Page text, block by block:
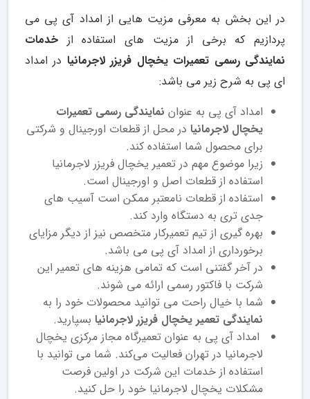
در این بخش به معرفی مزیت هایی از امداد آی پی می
پردازیم که برخی از مزیت های استفاده از خدمات
نمایندگی رسمی تعمیرات یخچال فریزر لاجرمانیا در امداد
ای پی به شرح زیر می باشد:
امداد آی پی به عنوان نمایندگی رسمی تعمیرات
یخچال لاجرمانیا در محل از قطعات اورجینال و شرکتی
برای محصول شما استفاده کند.
زیرا موضوع مهم در تعمیر یخچال فریزر لاجرمانیا
استفاده از قطعات اصل و اورجینال است.
استفاده از قطعات نامعتبر ممکن است آسیب های
جدی تری به دستگاه وارد کند.
بهره گیری از تیم تعمیرکار متخصص نیز از دیگر مزایای
برخورداری از امداد آی پی می باشد.
در آخر گفتنی است که تمامی هزینه های تعمیر این
شرکت با فاکتور رسمی ارائه می شوند.
شما با خیال راحت می توانید محصولات خود را به
نمایندگی تعمیر یخچال فریزر لاجرمانیا بسپارید.
امداد آی پی به عنوان تعمیرگاه مجاز مرکزی یخچال
لاجرمانیا در تهران فعالیت می‌کند. شما می توانید با
استفاده از خدمات این شرکت در اولین فرصت
مشکلات یخچال لاجرمانیا خود را حل کنید.